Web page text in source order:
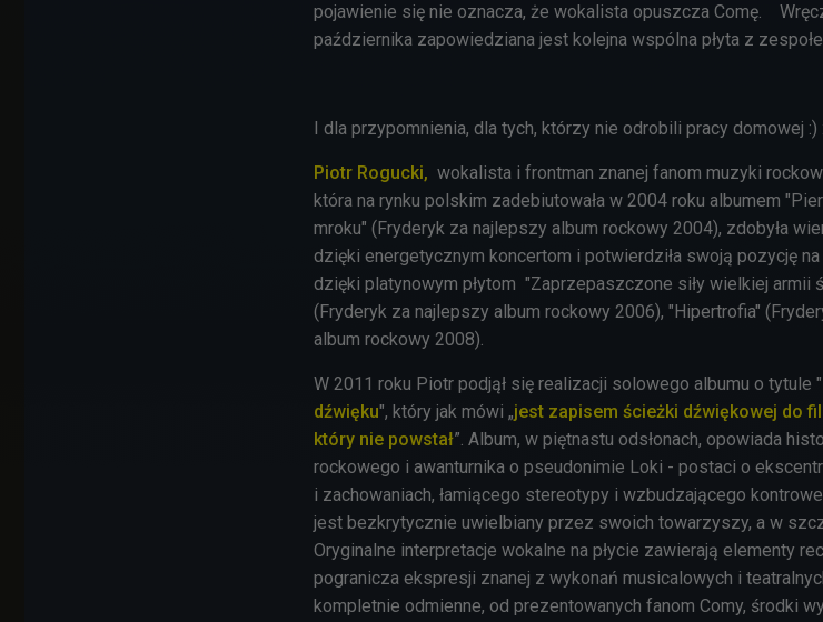
pojawienie się nie oznacza, że wokalista opuszcza Comę.
października zapowiedziana jest kolejna wspólna płyta z
I dla przypomnienia, dla tych, którzy nie odrobili pracy domowej :) :
Piotr Rogucki, wokalista i frontman znanej fanom muzyki
która na rynku polskim zadebiutowała w 2004 roku albumem
mroku" (Fryderyk za najlepszy album rockowy 2004), zdobyła
dzięki energetycznym koncertom i potwierdziła swoją pozycję
dzięki platynowym płytom "Zaprzepaszczone siły wielkiej armii
(Fryderyk za najlepszy album rockowy 2006), "Hipertrofia"
album rockowy 2008).
W 2011 roku Piotr podjął się realizacji solowego albumu o tytule "
dźwięku", który jak mówi „jest zapisem ścieżki dźwiękowej do
który nie powstał”. Album, w piętnastu odsłonach, opowiada
rockowego i awanturnika o pseudonimie Loki - postaci o
i zachowaniach, łamiącego stereotypy i wzbudzającego
jest bezkrytycznie uwielbiany przez swoich towarzyszy, a w
Oryginalne interpretacje wokalne na płycie zawierają elementy
pogranicza ekspresji znanej z wykonań musicalowych i
kompletnie odmienne, od prezentowanych fanom Comy, środki